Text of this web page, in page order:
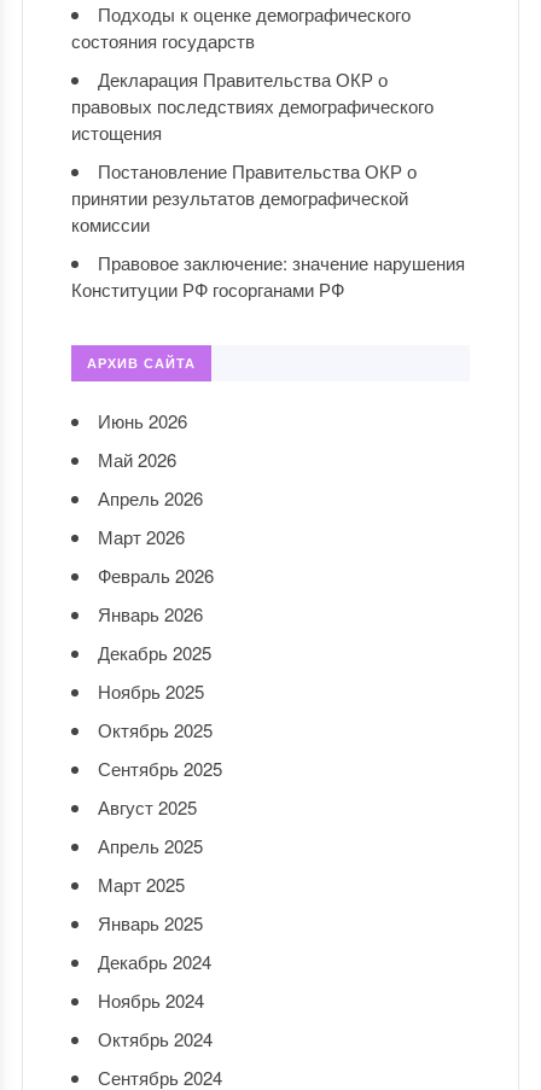
Подходы к оценке демографического
состояния государств
Декларация Правительства ОКР о
правовых последствиях демографического
истощения
Постановление Правительства ОКР о
принятии результатов демографической
комиссии
Правовое заключение: значение нарушения
Конституции РФ госорганами РФ
АРХИВ САЙТА
Июнь 2026
Май 2026
Апрель 2026
Март 2026
Февраль 2026
Январь 2026
Декабрь 2025
Ноябрь 2025
Октябрь 2025
Сентябрь 2025
Август 2025
Апрель 2025
Март 2025
Январь 2025
Декабрь 2024
Ноябрь 2024
Октябрь 2024
Сентябрь 2024